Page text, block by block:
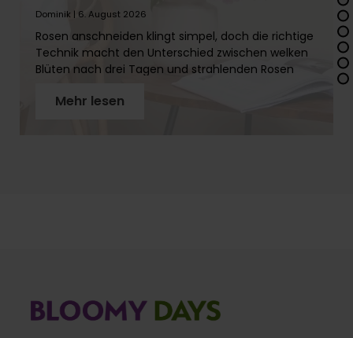
lange Frische
Dominik | 6. August 2026
Rosen anschneiden klingt simpel, doch die richtige
Technik macht den Unterschied zwischen welken
Blüten nach drei Tagen und strahlenden Rosen
Schritt für Schritt, wie Du Rosenstiele richtig
Mehr lesen